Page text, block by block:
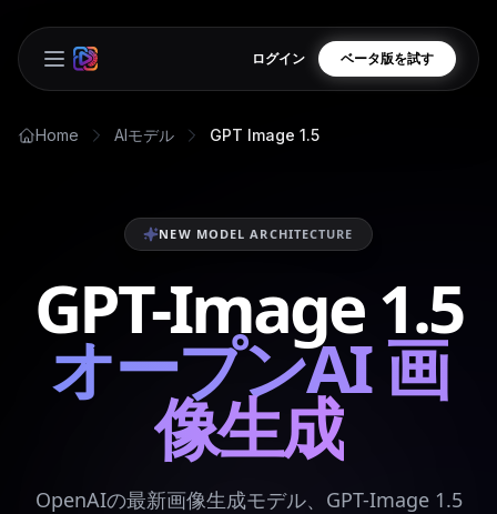
Open main menu
ログイン ベータ版を試す
Home AIモデル GPT Image 1.5
NEW MODEL ARCHITECTURE
GPT-Image 1.5
オープンAI 画
像生成
OpenAIの最新画像生成モデル、GPT-Image 1.5